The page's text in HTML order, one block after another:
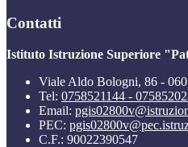
Contatti
Istituto Istruzione Superiore
Viale Aldo Bologni, 86 -
Tel: 0758521144 -
Email:
PEC:
C.F.: 90022390547